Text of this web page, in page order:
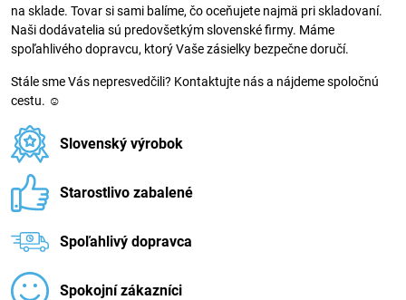
na sklade. Tovar si sami balíme, čo oceňujete najmä pri skladovaní.
Naši dodávatelia sú predovšetkým slovenské firmy. Máme
spoľahlivého dopravcu, ktorý Vaše zásielky bezpečne doručí.
Stále sme Vás nepresvedčili? Kontaktujte nás a nájdeme spoločnú
cestu. ☺
Slovenský výrobok
Starostlivo zabalené
Spoľahlivý dopravca
Spokojní zákazníci